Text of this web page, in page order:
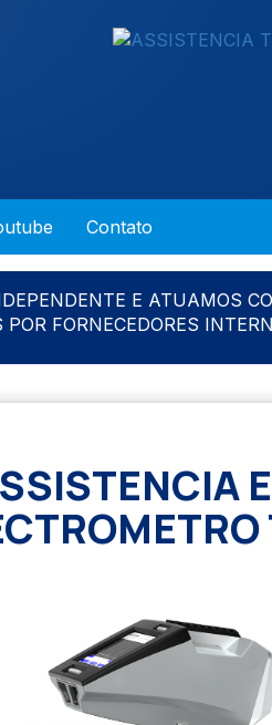
Contato
E ATUAMOS
FORNECEDORES